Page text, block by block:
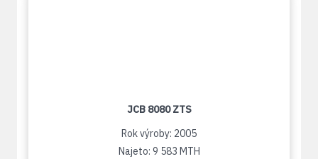
JCB 8080 ZTS
Rok výroby: 2005
Najeto: 9 583 MTH